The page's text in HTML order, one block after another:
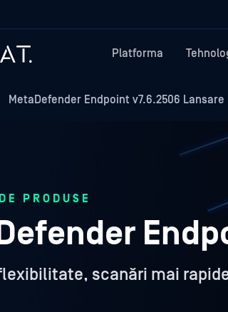
Platforma
MetaDefender Endpoint v7.6.2506 Lansare
PRODUSE
scanări mai